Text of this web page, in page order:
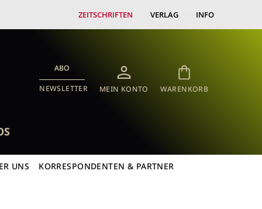
ZEITSCHRIFTEN VERLAG INFO
ABO
NEWSLETTER MEIN KONTO WARENKORB
UNS KORRESPONDENTEN & PARTNER